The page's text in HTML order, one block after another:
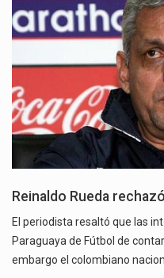
Reinaldo Rueda
El periodista resaltó que las
Paraguaya de Fútbol de
embargo el colombiano